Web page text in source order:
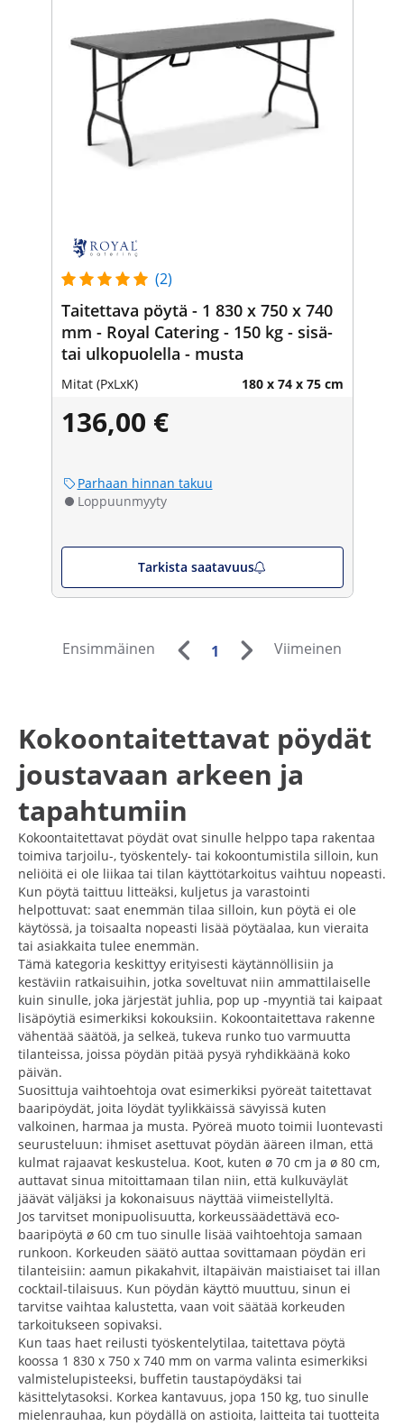
(2)
Taitettava pöytä - 1 830 x 750 x 740
mm - Royal Catering - 150 kg - sisä-
tai ulkopuolella - musta
Mitat (PxLxK) 180 x 74 x 75 cm
136,00 €
Parhaan hinnan takuu
Loppuunmyyty
Tarkista saatavuus
Ensimmäinen 1 Viimeinen
Kokoontaitettavat pöydät
joustavaan arkeen ja
tapahtumiin
Kokoontaitettavat pöydät ovat sinulle helppo tapa rakentaa
toimiva tarjoilu-, työskentely- tai kokoontumistila silloin, kun
neliöitä ei ole liikaa tai tilan käyttötarkoitus vaihtuu nopeasti.
Kun pöytä taittuu litteäksi, kuljetus ja varastointi
helpottuvat: saat enemmän tilaa silloin, kun pöytä ei ole
käytössä, ja toisaalta nopeasti lisää pöytäalaa, kun vieraita
tai asiakkaita tulee enemmän.
Tämä kategoria keskittyy erityisesti käytännöllisiin ja
kestäviin ratkaisuihin, jotka soveltuvat niin ammattilaiselle
kuin sinulle, joka järjestät juhlia, pop up -myyntiä tai kaipaat
lisäpöytiä esimerkiksi kokouksiin. Kokoontaitettava rakenne
vähentää säätöä, ja selkeä, tukeva runko tuo varmuutta
tilanteissa, joissa pöydän pitää pysyä ryhdikkäänä koko
päivän.
Suosittuja vaihtoehtoja ovat esimerkiksi pyöreät taitettavat
baaripöydät, joita löydät tyylikkäissä sävyissä kuten
valkoinen, harmaa ja musta. Pyöreä muoto toimii luontevasti
seurusteluun: ihmiset asettuvat pöydän ääreen ilman, että
kulmat rajaavat keskustelua. Koot, kuten ø 70 cm ja ø 80 cm,
auttavat sinua mitoittamaan tilan niin, että kulkuväylät
jäävät väljäksi ja kokonaisuus näyttää viimeistellyltä.
Jos tarvitset monipuolisuutta, korkeussäädettävä eco-
baaripöytä ø 60 cm tuo sinulle lisää vaihtoehtoja samaan
runkoon. Korkeuden säätö auttaa sovittamaan pöydän eri
tilanteisiin: aamun pikakahvit, iltapäivän maistiaiset tai illan
cocktail-tilaisuus. Kun pöydän käyttö muuttuu, sinun ei
tarvitse vaihtaa kalustetta, vaan voit säätää korkeuden
tarkoitukseen sopivaksi.
Kun taas haet reilusti työskentelytilaa, taitettava pöytä
koossa 1 830 x 750 x 740 mm on varma valinta esimerkiksi
valmistelupisteeksi, buffetin taustapöydäksi tai
käsittelytasoksi. Korkea kantavuus, jopa 150 kg, tuo sinulle
mielenrauhaa, kun pöydällä on astioita, laitteita tai tuotteita